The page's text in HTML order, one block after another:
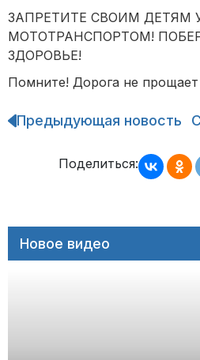
ЗАПРЕТИТЕ СВОИМ ДЕТЯМ
МОТОТРАНСПОРТОМ!
ЗДОРОВЬЕ!
Помните! Дорога не
Навигация
записям
Предыдующая новость
Поделиться:
Новое видео